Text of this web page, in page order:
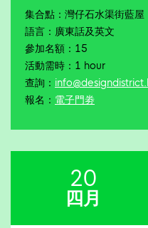
集合點：灣仔石水渠街藍屋
語言：廣東話及英文
參加名額：15
活動需時：1 hour
查詢：
報名： 電子門劵
20
四月